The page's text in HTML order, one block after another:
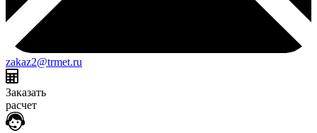
zakaz2@trmet.ru
Заказать
расчет